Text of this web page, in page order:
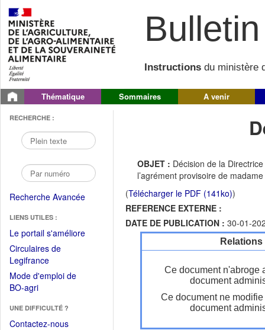
Instructions du ministère
Thématique Sommaires A venir
RECHERCHE :
Recherche Avancée
LIENS UTILES :
Le portail s'améliore(Fichier
Circulaires de
Legifrance(Ouvrir
dans
une
fenêtre)
Mode d'emploi de
BO-agri(Ouvrir
une
nouvelle
UNE DIFFICULTÉ ?
Contactez-nous
OBJET : Décision de la
l’agrément provisoire de
(Télécharger le PDF (141ko))
REFERENCE EXTERNE :
DATE DE PUBLICATION : 30-01-
Ce document n'abroge
document
Ce document ne
document